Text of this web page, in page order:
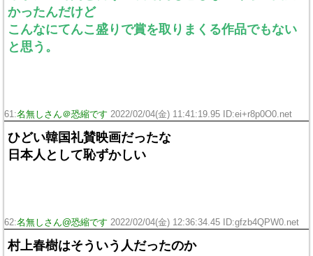
かったんだけど
こんなにてんこ盛りで賞を取りまくる作品でもない
と思う。
61:名無しさん＠恐縮です 2022/02/04(金) 11:41:19.95 ID:ei+r8p0O0.net
ひどい韓国礼賛映画だったな
日本人として恥ずかしい
62:名無しさん@恐縮です 2022/02/04(金) 12:36:34.45 ID:gfzb4QPW0.net
村上春樹はそういう人だったのか